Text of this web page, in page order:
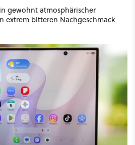
gewohnt atmosphärischer
extrem bitteren Nachgeschmack